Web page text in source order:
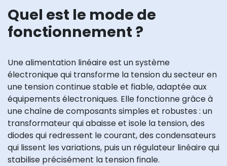
Quel est le mode de
fonctionnement ?
Une alimentation linéaire est un système
électronique qui transforme la tension du secteur en
une tension continue stable et fiable, adaptée aux
équipements électroniques. Elle fonctionne grâce à
une chaîne de composants simples et robustes : un
transformateur qui abaisse et isole la tension, des
diodes qui redressent le courant, des condensateurs
qui lissent les variations, puis un régulateur linéaire qui
stabilise précisément la tension finale.